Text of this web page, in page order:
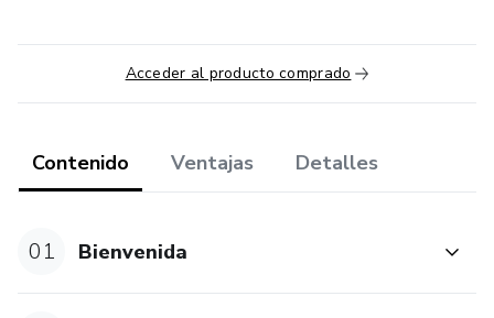
Acceder al producto comprado
Contenido Ventajas Detalles
01 Bienvenida